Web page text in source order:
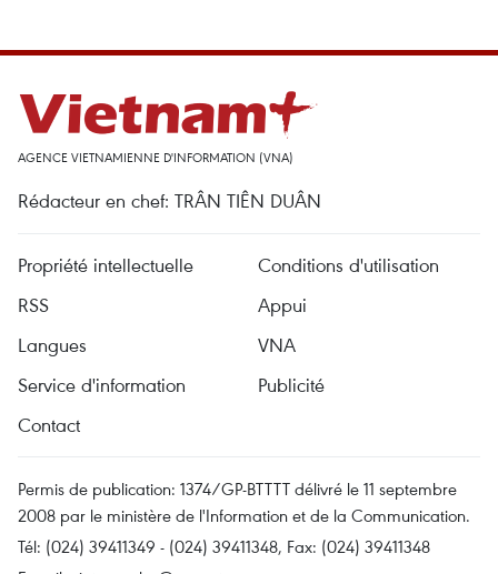
AGENCE VIETNAMIENNE D'INFORMATION (VNA)
Rédacteur en chef: TRÂN TIÊN DUÂN
Propriété intellectuelle
Conditions d'utilisation
RSS
Appui
Langues
VNA
Service d'information
Publicité
Contact
Permis de publication: 1374/GP-BTTTT délivré le 11 septembre
2008 par le ministère de l'Information et de la Communication.
Tél: (024) 39411349 - (024) 39411348, Fax: (024) 39411348